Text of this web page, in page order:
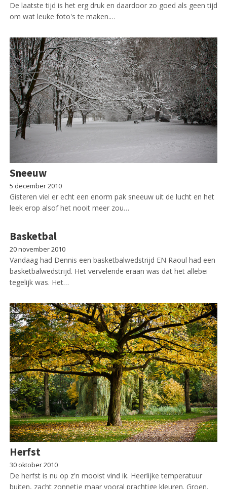
De laatste tijd is het erg druk en daardoor zo goed als geen tijd
om wat leuke foto's te maken.…
Sneeuw
5 december 2010
Gisteren viel er echt een enorm pak sneeuw uit de lucht en het
leek erop alsof het nooit meer zou…
Basketbal
20 november 2010
Vandaag had Dennis een basketbalwedstrijd EN Raoul had een
basketbalwedstrijd. Het vervelende eraan was dat het allebei
tegelijk was. Het…
Herfst
30 oktober 2010
De herfst is nu op z'n mooist vind ik. Heerlijke temperatuur
buiten, zacht zonnetje maar vooral prachtige kleuren. Groen,